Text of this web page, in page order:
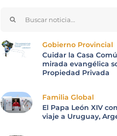
Gobierno Provincial
Cuidar la Casa
mirada evangélica
Propiedad Privada
Familia Global
El Papa León XIV
viaje a Uruguay,